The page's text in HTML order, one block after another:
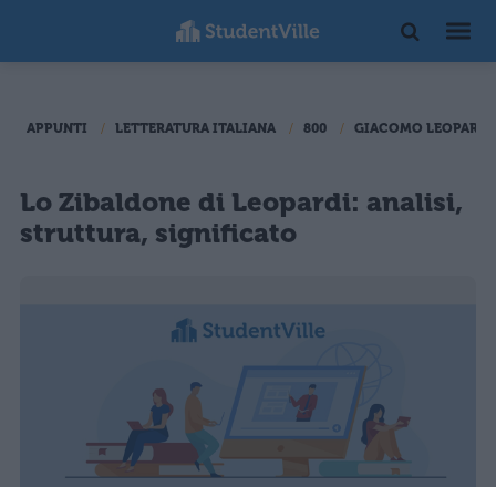
APPUNTI LETTERATURA ITALIANA 800 GIACOMO LEOPARDI
Lo Zibaldone di Leopardi: analisi,
struttura, significato